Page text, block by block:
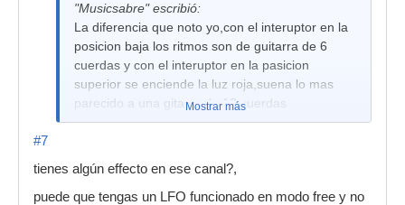
"Musicsabre" escribió:
La diferencia que noto yo,con el interuptor en la
posicion baja los ritmos son de guitarra de 6
cuerdas y con el interuptor en la pasicion
superior se enciende la luz roja,suena lo mas
parecido a una gitarra de 12 cuerdas
Mostrar más
#7
tienes algún effecto en ese canal?,
puede que tengas un LFO funcionado en modo free y no